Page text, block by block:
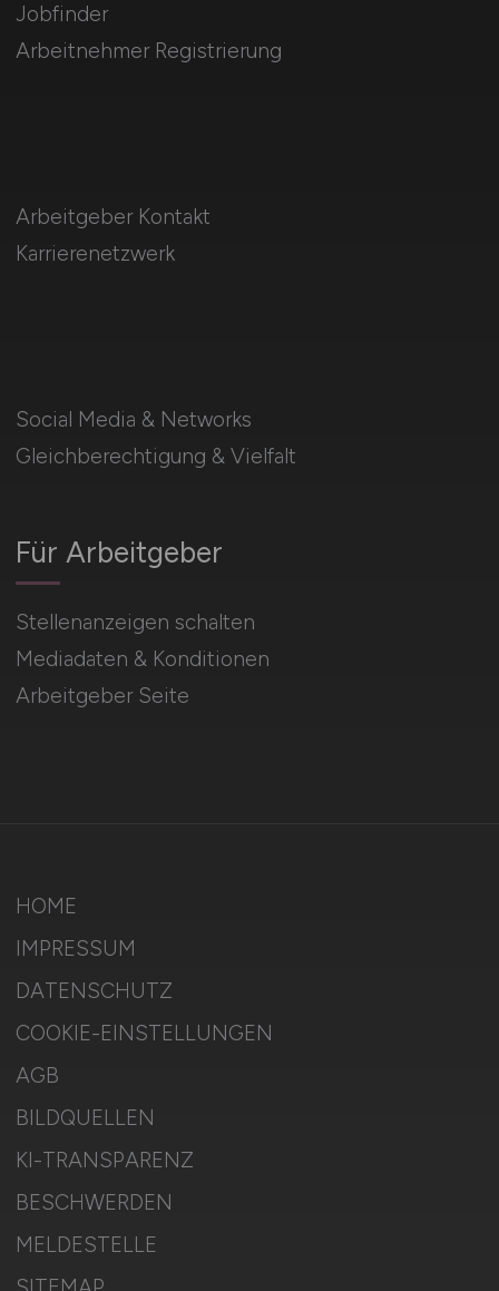
Jobfinder
Arbeitnehmer Registrierung
Social Media & Networks
Gleichberechtigung & Vielfalt
Für Arbeitgeber
Stellenanzeigen schalten
Mediadaten & Konditionen
Arbeitgeber Seite
Arbeitgeber Kontakt
Karrierenetzwerk
HOME
IMPRESSUM
DATENSCHUTZ
COOKIE-EINSTELLUNGEN
AGB
BILDQUELLEN
KI-TRANSPARENZ
BESCHWERDEN
MELDESTELLE